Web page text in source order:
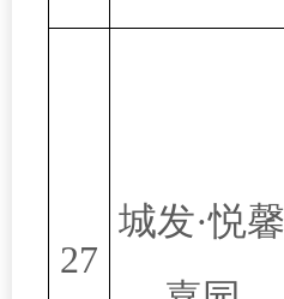
27
城发·悦馨